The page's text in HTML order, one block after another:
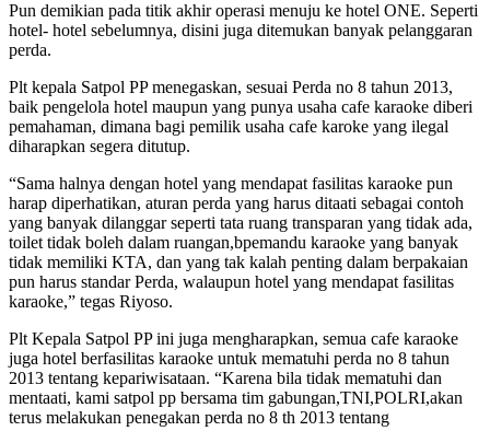
Pun demikian pada titik akhir operasi menuju ke hotel ONE. Seperti
hotel- hotel sebelumnya, disini juga ditemukan banyak pelanggaran
perda.
Plt kepala Satpol PP menegaskan, sesuai Perda no 8 tahun 2013,
baik pengelola hotel maupun yang punya usaha cafe karaoke diberi
pemahaman, dimana bagi pemilik usaha cafe karoke yang ilegal
diharapkan segera ditutup.
“Sama halnya dengan hotel yang mendapat fasilitas karaoke pun
harap diperhatikan, aturan perda yang harus ditaati sebagai contoh
yang banyak dilanggar seperti tata ruang transparan yang tidak ada,
toilet tidak boleh dalam ruangan,bpemandu karaoke yang banyak
tidak memiliki KTA, dan yang tak kalah penting dalam berpakaian
pun harus standar Perda, walaupun hotel yang mendapat fasilitas
karaoke,” tegas Riyoso.
Plt Kepala Satpol PP ini juga mengharapkan, semua cafe karaoke
juga hotel berfasilitas karaoke untuk mematuhi perda no 8 tahun
2013 tentang kepariwisataan. “Karena bila tidak mematuhi dan
mentaati, kami satpol pp bersama tim gabungan,TNI,POLRI,akan
terus melakukan penegakan perda no 8 th 2013 tentang